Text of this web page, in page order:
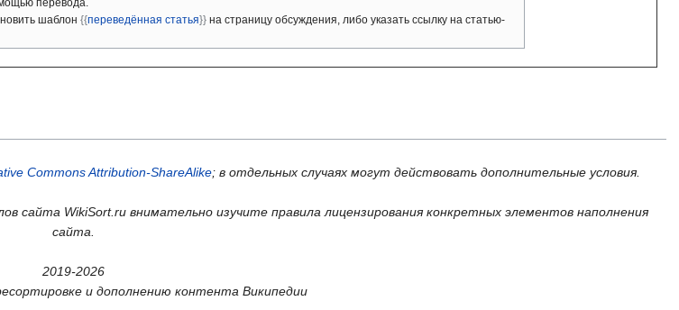
перевода.
шаблон{{переведённая статья}} на страницу обсуждения, либо указать ссылку на статью-
Commons Attribution-ShareAlike; в отдельных случаях могут действовать дополнительные условия.
WikiSort.ru внимательно изучите правила лицензирования конкретных элементов наполнения
сайта.
2019-2026
и дополнению контента Википедии